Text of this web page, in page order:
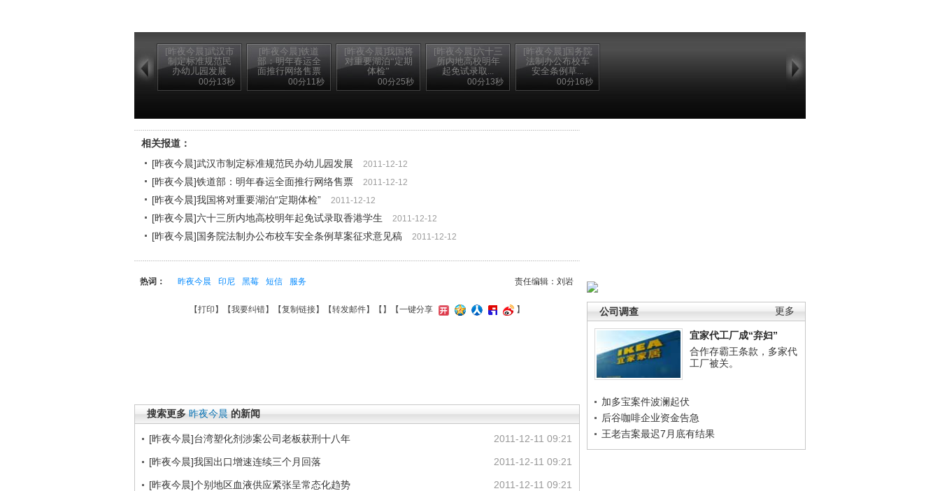
[昨夜今晨]武汉市
制定标准规范民
办幼儿园发展
00分13秒
[昨夜今晨]铁道
部：明年春运全
面推行网络售票
00分11秒
[昨夜今晨]我国将
对重要湖泊“定期
体检”
00分25秒
[昨夜今晨]六十三
所内地高校明年
起免试录取...
00分13秒
[昨夜今晨]国务院
法制办公布校车
安全条例草...
00分16秒
更多
公司调查
宜家代工厂成“弃妇”
合作存霸王条款，多家代
工厂被关。
加多宝案件波澜起伏
后谷咖啡企业资金告急
王老吉案最迟7月底有结果
相关报道：
[昨夜今晨]武汉市制定标准规范民办幼儿园发展
2011-12-12
[昨夜今晨]铁道部：明年春运全面推行网络售票 2011-12-12
[昨夜今晨]我国将对重要湖泊“定期体检” 2011-12-12
[昨夜今晨]六十三所内地高校明年起免试录取香港学生 2011-12-12
[昨夜今晨]国务院法制办公布校车安全条例草案征求意见稿 2011-12-12
责任编辑：刘岩
热词： 昨夜今晨 印尼 黑莓 短信 服务
【打印 】【我要纠错】【复制链接】【转发邮件】【 】 【一键分享 】
搜索更多 昨夜今晨 的新闻
2011-12-11 09:21
[昨夜今晨]台湾塑化剂涉案公司老板获刑十八年
2011-12-11 09:21
[昨夜今晨]我国出口增速连续三个月回落
2011-12-11 09:21
[昨夜今晨]个别地区血液供应紧张呈常态化趋势